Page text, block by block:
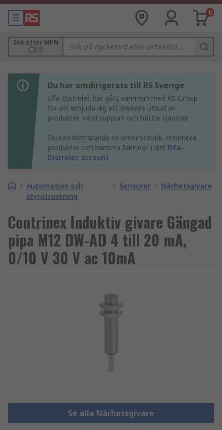
0
Sök efter MPN
Du har omdirigerats till RS Sverige
Elfa-Distrelec har gått samman med RS Group
för att erbjuda dig ett bredare utbud av
produkter, lokal support och bättre tjänster.
Du kan fortfarande se orderhistorik, returnera
produkter och hantera fakturor i ditt Elfa-
Distrelec account
/ Automation och
styrutrustning
/ Sensorer / Närhetsgivare
Contrinex Induktiv givare Gängad
pipa M12 DW-AD 4 till 20 mA,
0/10 V 30 V ac 10mA
Se alla Närhetsgivare